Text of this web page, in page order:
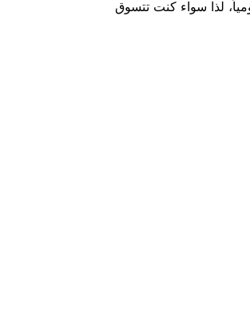
لذا سواء كنت تتسوق